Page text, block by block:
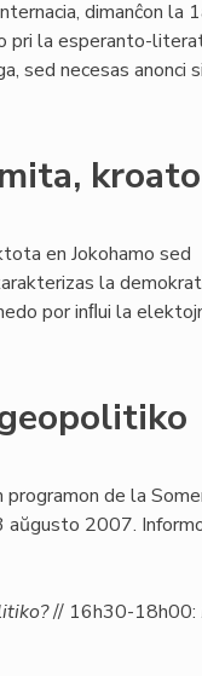
dimanĉon la
pri la esperanto-
sed necesas anonci
en Jokohamo sed
la
por inﬂui la
de la
2007.
// 16h30-18h00: